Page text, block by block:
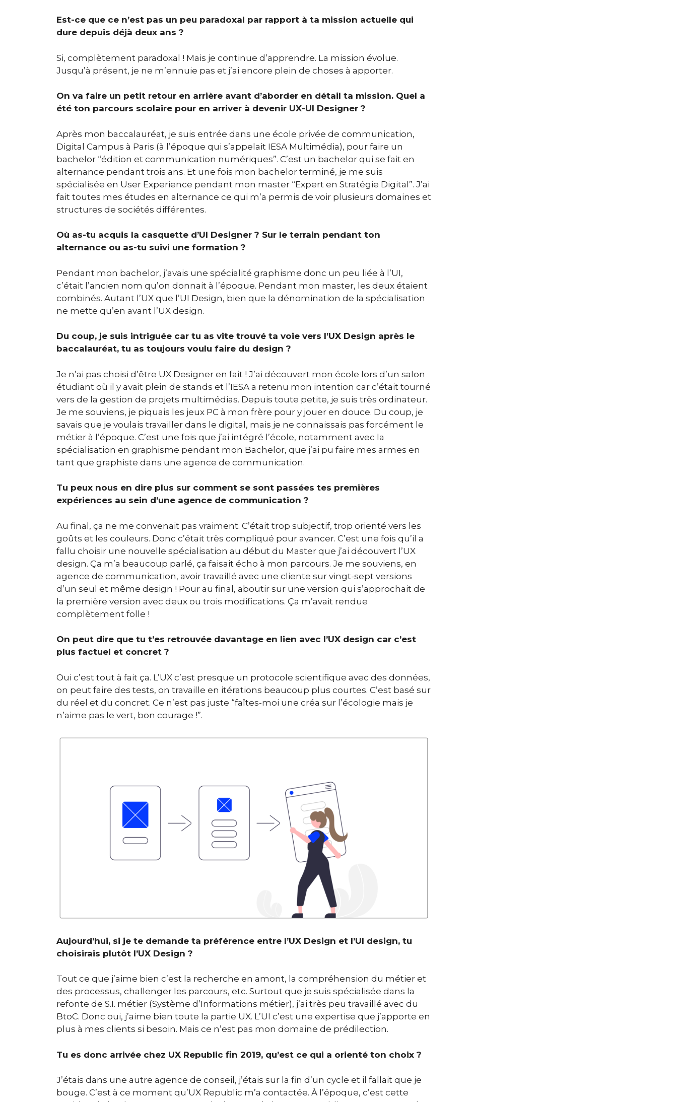
Est-ce que ce n’est pas un peu paradoxal par rapport à ta mission actuelle qui
dure depuis déjà deux ans ?
Si, complètement paradoxal ! Mais je continue d’apprendre. La mission évolue.
Jusqu’à présent, je ne m’ennuie pas et j’ai encore plein de choses à apporter.
On va faire un petit retour en arrière avant d’aborder en détail ta mission. Quel a
été ton parcours scolaire pour en arriver à devenir UX-UI Designer ?
Après mon baccalauréat, je suis entrée dans une école privée de communication,
Digital Campus à Paris (à l’époque qui s’appelait IESA Multimédia), pour faire un
bachelor “édition et communication numériques”. C’est un bachelor qui se fait en
alternance pendant trois ans. Et une fois mon bachelor terminé, je me suis
spécialisée en User Experience pendant mon master “Expert en Stratégie Digital”. J’ai
fait toutes mes études en alternance ce qui m’a permis de voir plusieurs domaines et
structures de sociétés différentes.
Où as-tu acquis la casquette d’UI Designer ? Sur le terrain pendant ton
alternance ou as-tu suivi une formation ?
Pendant mon bachelor, j’avais une spécialité graphisme donc un peu liée à l’UI,
c’était l’ancien nom qu’on donnait à l’époque. Pendant mon master, les deux étaient
combinés. Autant l’UX que l’UI Design, bien que la dénomination de la spécialisation
ne mette qu’en avant l’UX design.
Du coup, je suis intriguée car tu as vite trouvé ta voie vers l’UX Design après le
baccalauréat, tu as toujours voulu faire du design ?
Je n’ai pas choisi d’être UX Designer en fait ! J’ai découvert mon école lors d’un salon
étudiant où il y avait plein de stands et l’IESA a retenu mon intention car c’était tourné
vers de la gestion de projets multimédias. Depuis toute petite, je suis très ordinateur.
Je me souviens, je piquais les jeux PC à mon frère pour y jouer en douce. Du coup, je
savais que je voulais travailler dans le digital, mais je ne connaissais pas forcément le
métier à l’époque. C’est une fois que j’ai intégré l’école, notamment avec la
spécialisation en graphisme pendant mon Bachelor, que j’ai pu faire mes armes en
tant que graphiste dans une agence de communication.
Tu peux nous en dire plus sur comment se sont passées tes premières
expériences au sein d’une agence de communication ?
Au final, ça ne me convenait pas vraiment. C’était trop subjectif, trop orienté vers les
goûts et les couleurs. Donc c’était très compliqué pour avancer. C’est une fois qu’il a
fallu choisir une nouvelle spécialisation au début du Master que j’ai découvert l’UX
design. Ça m’a beaucoup parlé, ça faisait écho à mon parcours. Je me souviens, en
agence de communication, avoir travaillé avec une cliente sur vingt-sept versions
d’un seul et même design ! Pour au final, aboutir sur une version qui s’approchait de
la première version avec deux ou trois modifications. Ça m’avait rendue
complètement folle !
On peut dire que tu t’es retrouvée davantage en lien avec l’UX design car c’est
plus factuel et concret ?
Oui c’est tout à fait ça. L’UX c’est presque un protocole scientifique avec des données,
on peut faire des tests, on travaille en itérations beaucoup plus courtes. C’est basé sur
du réel et du concret. Ce n’est pas juste “faîtes-moi une créa sur l’écologie mais je
n’aime pas le vert, bon courage !”.
Aujourd’hui, si je te demande ta préférence entre l’UX Design et l’UI design, tu
choisirais plutôt l’UX Design ?
Tout ce que j’aime bien c’est la recherche en amont, la compréhension du métier et
des processus, challenger les parcours, etc. Surtout que je suis spécialisée dans la
refonte de S.I. métier (Système d’Informations métier), j’ai très peu travaillé avec du
BtoC. Donc oui, j’aime bien toute la partie UX. L’UI c’est une expertise que j’apporte en
plus à mes clients si besoin. Mais ce n’est pas mon domaine de prédilection.
Tu es donc arrivée chez UX Republic fin 2019, qu’est ce qui a orienté ton choix ?
J’étais dans une autre agence de conseil, j’étais sur la fin d’un cycle et il fallait que je
bouge. C’est à ce moment qu’UX Republic m’a contactée. À l’époque, c’est cette